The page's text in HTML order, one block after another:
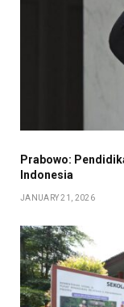
Prabowo:
Indonesia
JANUARY 21, 2026